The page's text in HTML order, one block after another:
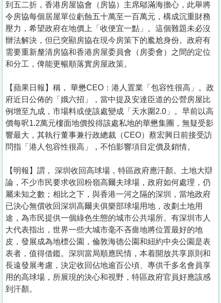
關
於
我
們
到五二折，香港房屋協會（房協）主席鄔滿海擔心，此舉將
令房協每個居屋單位虧蝕五十萬至一百萬元，構成沉重財務
壓力，希望政府在地價上「收便宜一點」。這個難題未必沒
辦法解決，但已突顯房協在現今房策下的尷尬身份。政府有
需要重新釐清房協和香港房屋委員會（房委會）之間的定位
和分工，俾能更暢順落實房屋政策。
【蘋果日報】稱， 華懋CEO：港人置業「包容性很高」。政
府近日公佈的「娥六招」，當中提及安達臣道的公營房屋比
例增至九成，市場料或使該處變成「天水圍2.0」。早前以高
價每呎1.2萬元樓面地價投得該處私地的華懋集團，無疑受影
響最大，其執行董事兼行政總裁（CEO）蔡宏興日前接受訪
問指「港人包容性很高」，不怕影響項目定價及銷情。
【明報】謂， 深圳收回高球場，特區政府應汗顏。土地大辯
論，不少市民要求收回粉嶺高爾夫球場，政府如何處理，仍
屬未知之數；相比之下，與香港一河之隔的深圳，當地政府
已決心無償收回深圳高爾夫俱樂部球場用地，改劃土地用
途，為市民提供一個綠色生態的城市公共場所。有深圳市人
大代表指出，世界一些大城市毫不吝嗇地將位置最好的地
皮，發展成為地標公園，倫敦海德公園和紐約中央公園是表
表者，值得借鑑。深圳當局順應民情，本着開放共享原則和
長遠發展考慮，決定收回佔地逾百公頃、專供千多名會員享
用的高球場，所展現的決心和視野，特區政府官員好應該感
到汗顏。